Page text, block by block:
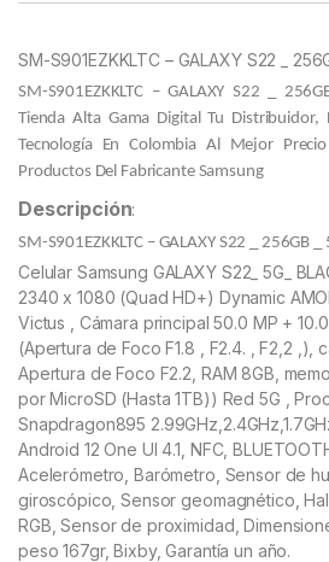
ratings
SM-S901EZKKLTC – GALAXY S22 _
SM-S901EZKKLTC – GALAXY S22 _
Tienda Alta Gama Digital Tu Distribuidor,
Tecnología En Colombia Al Mejor
Productos Del Fabricante Samsung
Descripción:
SM-S901EZKKLTC – GALAXY S22 _ 256GB _
Celular Samsung GALAXY S22_ 5G_
2340 x 1080 (Quad HD+) Dynamic
Victus , Cámara principal 50.0 MP +
(Apertura de Foco F1.8 , F2.4. , F2,2 ,),
Apertura de Foco F2.2, RAM 8GB,
por MicroSD (Hasta 1TB)) Red 5G ,
Snapdragon895
Android 12 One UI 4.1, NFC,
Acelerómetro, Barómetro, Sensor de
giroscópico, Sensor geomagnético,
RGB, Sensor de proximidad,
peso 167gr, Bixby, Garantía un año.